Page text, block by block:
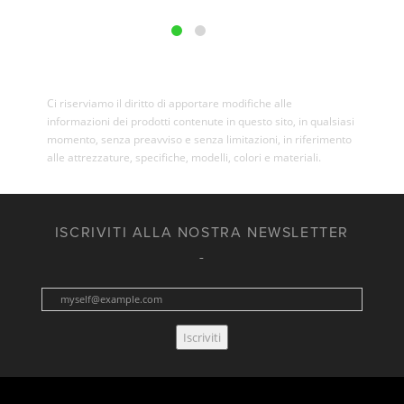
Ci riserviamo il diritto di apportare modifiche alle
informazioni dei prodotti contenute in questo sito, in qualsiasi
momento, senza preavviso e senza limitazioni, in riferimento
alle attrezzature, specifiche, modelli, colori e materiali.
ISCRIVITI ALLA NOSTRA NEWSLETTER
Iscriviti